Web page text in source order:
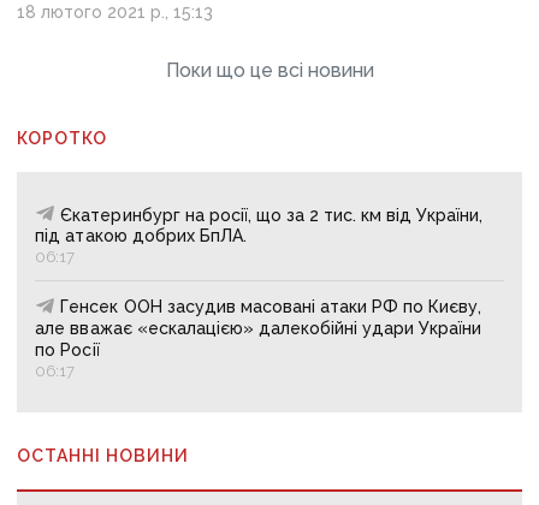
18 лютого 2021 р., 15:13
Поки що це всі новини
КОРОТКО
Єкатеринбург на росії, що за 2 тис. км від України,
під атакою добрих БпЛА.
06:17
Генсек ООН засудив масовані атаки РФ по Києву,
але вважає «ескалацією» далекобійні удари України
по Росії
06:17
ОСТАННІ НОВИНИ